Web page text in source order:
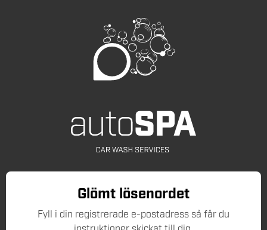
Glömt lösenordet
Fyll i din registrerade e-postadress så får du